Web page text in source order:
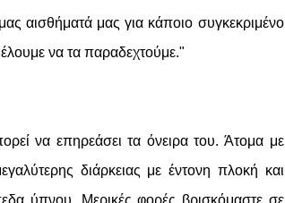
αισθήματά μας για κάποιο συγκεκριμένο
να τα παραδεχτούμε."
να επηρεάσει τα όνειρα του. Άτομα με
διάρκειας με έντονη πλοκή και
ύπνου. Μερικές φορές βρισκόμαστε σε